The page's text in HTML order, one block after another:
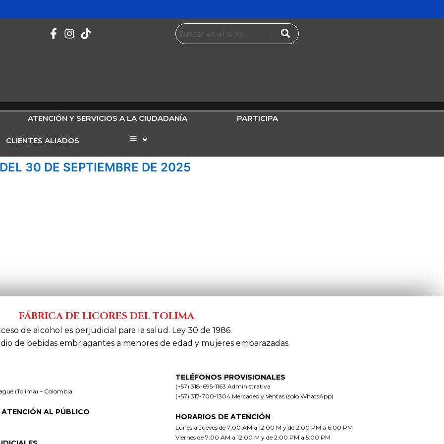
ATENCIÓN Y SERVICIOS A LA CIUDADANÍA PARTICIPA
CLIENTES ALIADOS Elemento
menú
30 DE SEPTIEMBRE DE 2025
FÁBRICA DE LICORES DEL TOLIMA
de alcohol es perjudicial para la salud. Ley 30 de 1986.
de bebidas embriagantes a menores de edad y mujeres embarazadas.
(Tolima) – Colombia
AL PÚBLICO
TELÉFONOS PROVISIONALES
(+57) 318-695-1163 Administrativa
(+57) 317-700-1304 Mercadeo y Ventas (solo WhatsApp)
HORARIOS DE ATENCIÓN
Lunes a Jueves de 7:00 AM a 12:00 M y de 2:00 PM a 6:00 PM
Viernes de 7:00 AM a 12:00 M y de 2:00 PM a 5:00 PM